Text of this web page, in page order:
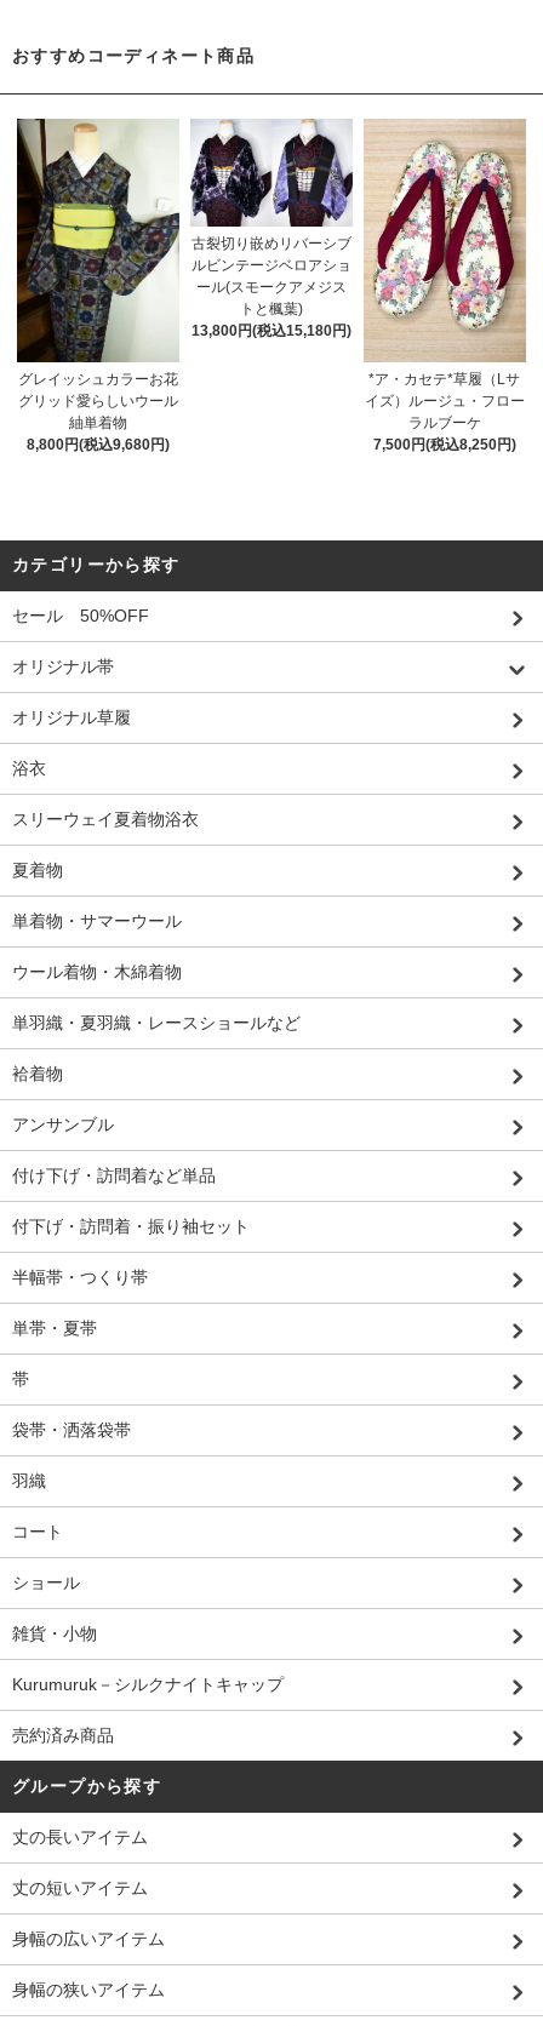
おすすめコーディネート商品
グレイッシュカラーお花
グリッド愛らしいウール
紬単着物
8,800円(税込9,680円)
古裂切り嵌めリバーシブ
ルビンテージベロアショ
ール(スモークアメジス
トと楓葉)
13,800円(税込15,180円)
*ア・カセテ*草履（Lサ
イズ）ルージュ・フロー
ラルブーケ
7,500円(税込8,250円)
カテゴリーから探す
セール 50%OFF
オリジナル帯
オリジナル草履
浴衣
スリーウェイ夏着物浴衣
夏着物
単着物・サマーウール
ウール着物・木綿着物
単羽織・夏羽織・レースショールなど
袷着物
アンサンブル
付け下げ・訪問着など単品
付下げ・訪問着・振り袖セット
半幅帯・つくり帯
単帯・夏帯
帯
袋帯・洒落袋帯
羽織
コート
ショール
雑貨・小物
Kurumuruk－シルクナイトキャップ
売約済み商品
グループから探す
丈の長いアイテム
丈の短いアイテム
身幅の広いアイテム
身幅の狭いアイテム